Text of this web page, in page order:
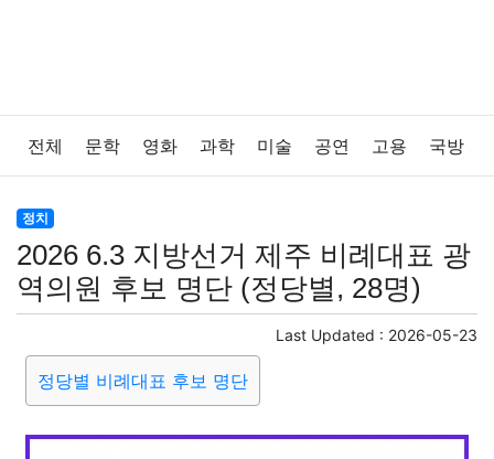
전체 문학 영화 과학 미술 공연 고용 국방
법률
보건 질병 가요 방송 일상 주식 암호화폐
반려동물 패션 미용
증권 인테리어 요리 상품리뷰
정치
2026 6.3 지방선거 제주 비례대표 광
역의원 후보 명단 (정당별, 28명)
Last Updated : 2026-05-23
정당별 비례대표 후보 명단